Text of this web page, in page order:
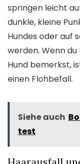
springen leicht
dunkle, kleine
Hundes oder auf
werden. Wenn
Hund bemerkst,
einen Flohbefall.
Siehe auch
test